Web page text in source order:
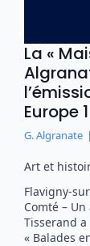
La «
Europe 1
G. Algranate
Art et
Flavigny-
Comté –
Tisserand a
« Balades